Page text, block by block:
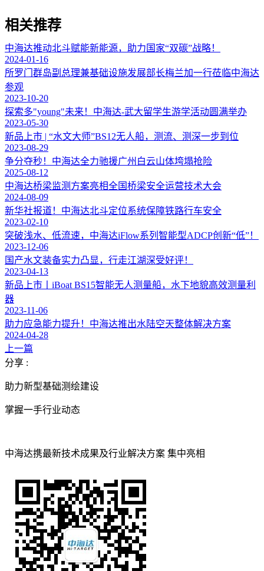
相关推荐
中海达推动北斗赋能新能源，助力国家“双碳”战略！
2024-01-16
所罗门群岛副总理兼基础设施发展部长梅兰加一行莅临中海达
参观
2023-10-20
探索多"young"未来！中海达-武大留学生游学活动圆满举办
2023-05-30
新品上市 | “水文大师”BS12无人船，测流、测深一步到位
2023-08-29
争分夺秒！中海达全力驰援广州白云山体垮塌抢险
2025-08-12
中海达桥梁监测方案亮相全国桥梁安全运营技术大会
2024-08-09
新华社报道！中海达北斗定位系统保障铁路行车安全
2023-02-10
突破浅水、低流速，中海达iFlow系列智能型ADCP创新“低”！
2023-12-06
国产水文装备实力凸显，行走江湖深受好评！
2023-04-13
新品上市丨iBoat BS15智能无人测量船，水下地貌高效测量利
器
2023-11-06
助力应急能力提升！中海达推出水陆空天整体解决方案
2024-04-28
上一篇
分享 :
助力新型基础测绘建设
掌握一手行业动态
中海达携最新技术成果及行业解决方案 集中亮相